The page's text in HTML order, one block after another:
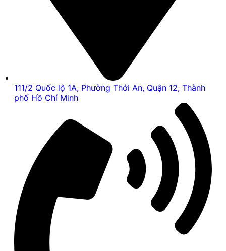
111/2 Quốc lộ 1A, Phường Thới An, Quận 12, Thành
phố Hồ Chí Minh